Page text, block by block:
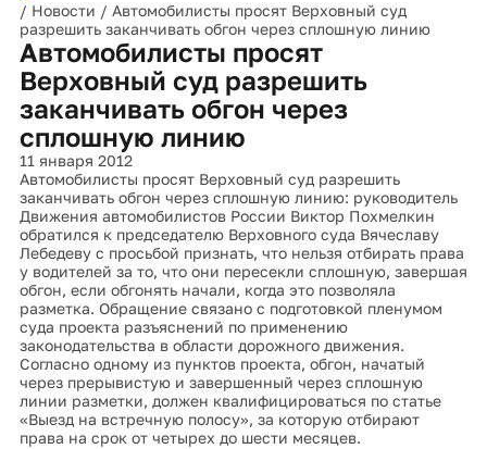
/ Новости / Автомобилисты просят Верховный суд
разрешить заканчивать обгон через сплошную линию
Автомобилисты просят
Верховный суд разрешить
заканчивать обгон через
сплошную линию
11 января 2012
Автомобилисты просят Верховный суд разрешить
заканчивать обгон через сплошную линию: руководитель
Движения автомобилистов России Виктор Похмелкин
обратился к председателю Верховного суда Вячеславу
Лебедеву с просьбой признать, что нельзя отбирать права
у водителей за то, что они пересекли сплошную, завершая
обгон, если обгонять начали, когда это позволяла
разметка. Обращение связано с подготовкой пленумом
суда проекта разъяснений по применению
законодательства в области дорожного движения.
Согласно одному из пунктов проекта, обгон, начатый
через прерывистую и завершенный через сплошную
линии разметки, должен квалифицироваться по статье
«Выезд на встречную полосу», за которую отбирают
права на срок от четырех до шести месяцев.